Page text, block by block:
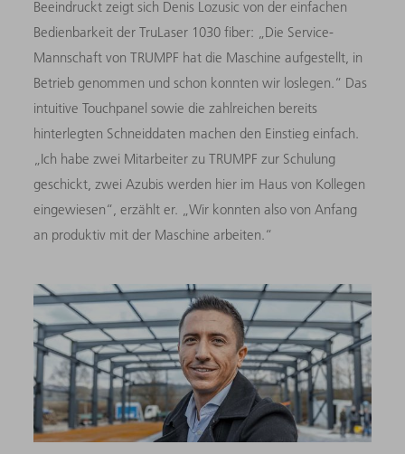
Beeindruckt zeigt sich Denis Lozusic von der einfachen
Bedienbarkeit der TruLaser 1030 fiber: „Die Service-
Mannschaft von TRUMPF hat die Maschine aufgestellt, in
Betrieb genommen und schon konnten wir loslegen.“ Das
intuitive Touchpanel sowie die zahlreichen bereits
hinterlegten Schneiddaten machen den Einstieg einfach.
„Ich habe zwei Mitarbeiter zu TRUMPF zur Schulung
geschickt, zwei Azubis werden hier im Haus von Kollegen
eingewiesen“, erzählt er. „Wir konnten also von Anfang
an produktiv mit der Maschine arbeiten.“